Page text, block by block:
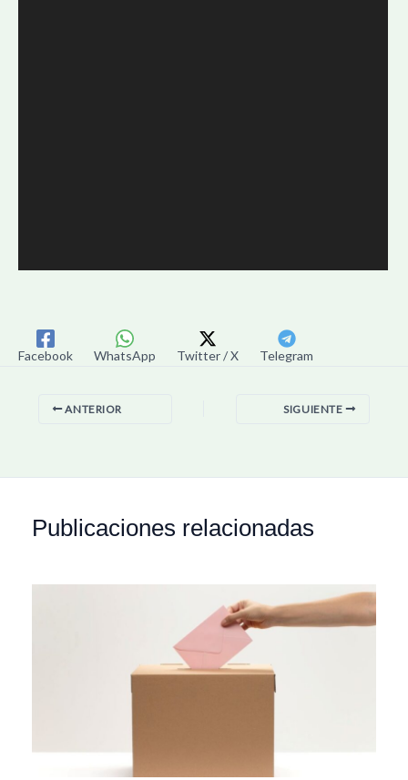
Facebook WhatsApp Twitter / X Telegram
ANTERIOR SIGUIENTE
Publicaciones relacionadas